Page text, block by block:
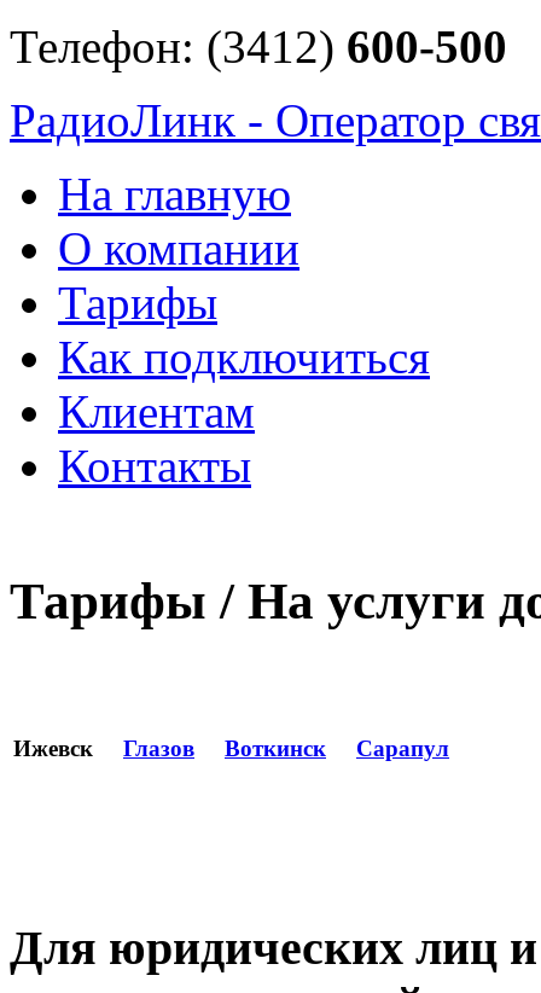
Телефон: (3412) 600-500
РадиоЛинк - Оператор
На главную
О компании
Тарифы
Как подключиться
Клиентам
Контакты
Тарифы / На услуги
Ижевск Глазов Воткинск Сарапул
Для юридических лиц